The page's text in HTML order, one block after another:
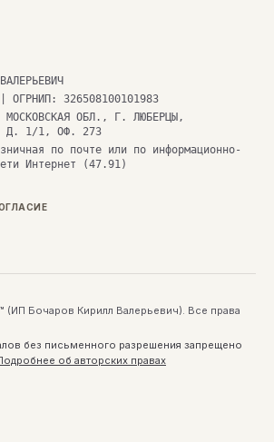
ОГРНИП: 326508100101983
ОБЛ., Г. ЛЮБЕРЦЫ,
Д. 1/1, ОФ. 273
по почте или по информационно-
Интернет (47.91)
(ИП Бочаров Кирилл Валерьевич). Все права
без письменного разрешения запрещено
об авторских правах